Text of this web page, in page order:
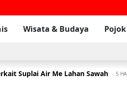
Wisata & Budaya
Suplai Air Me Lahan Sawah 5
Binaan Desa Tambak 23 JULI 2026